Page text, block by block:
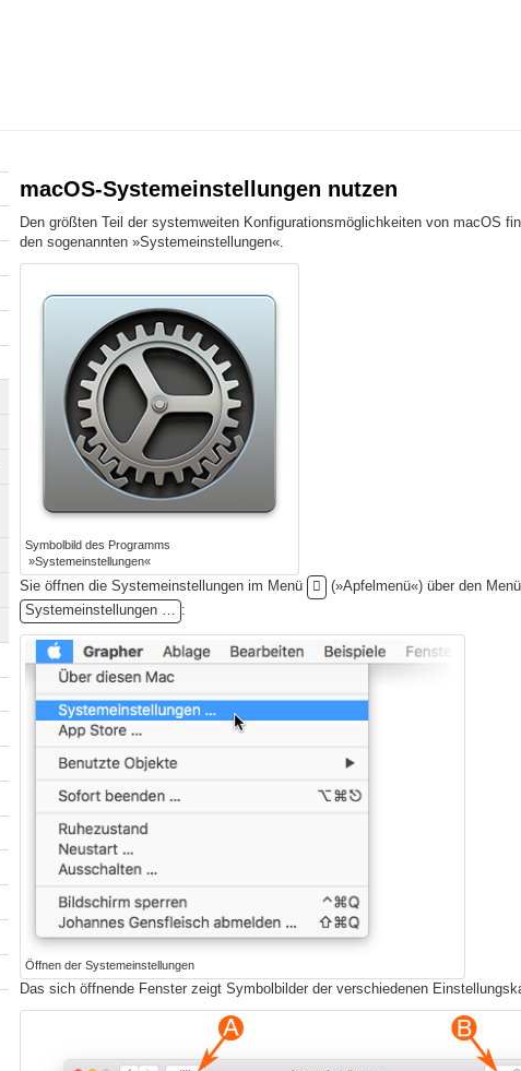
macOS-Systemeinstellungen nutzen
Den größten Teil der systemweiten Konfigurationsmöglichkeiten von macOS
den sogenannten »Systemeinstellungen«.
Symbolbild des Programms
»Systemeinstellungen«
Sie öffnen die Systemeinstellungen im Menü  (»Apfelmenü«) über den
Systemeinstellungen …
:
Öffnen der Systemeinstellungen
Das sich öffnende Fenster zeigt Symbolbilder der verschiedenen